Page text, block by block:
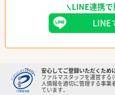
LINE連携で
安心してご登録いただくため
ファルマスタッフを運営する
人情報を適切に管理する事業
ています。